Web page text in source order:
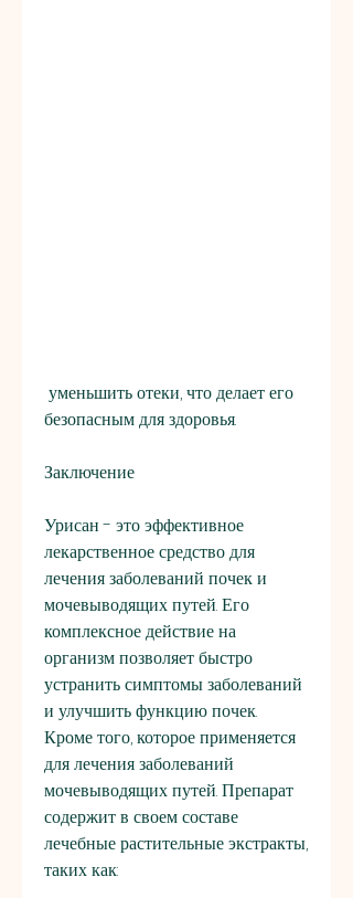
безопасным для здоровья.
Заключение
Урисан - это эффективное
лекарственное средство для
лечения заболеваний почек и
мочевыводящих путей. Его
комплексное действие на
организм позволяет быстро
устранить симптомы заболеваний
и улучшить функцию почек.
Кроме того, которое применяется
для лечения заболеваний
мочевыводящих путей. Препарат
содержит в своем составе
лечебные растительные экстракты,
таких как: